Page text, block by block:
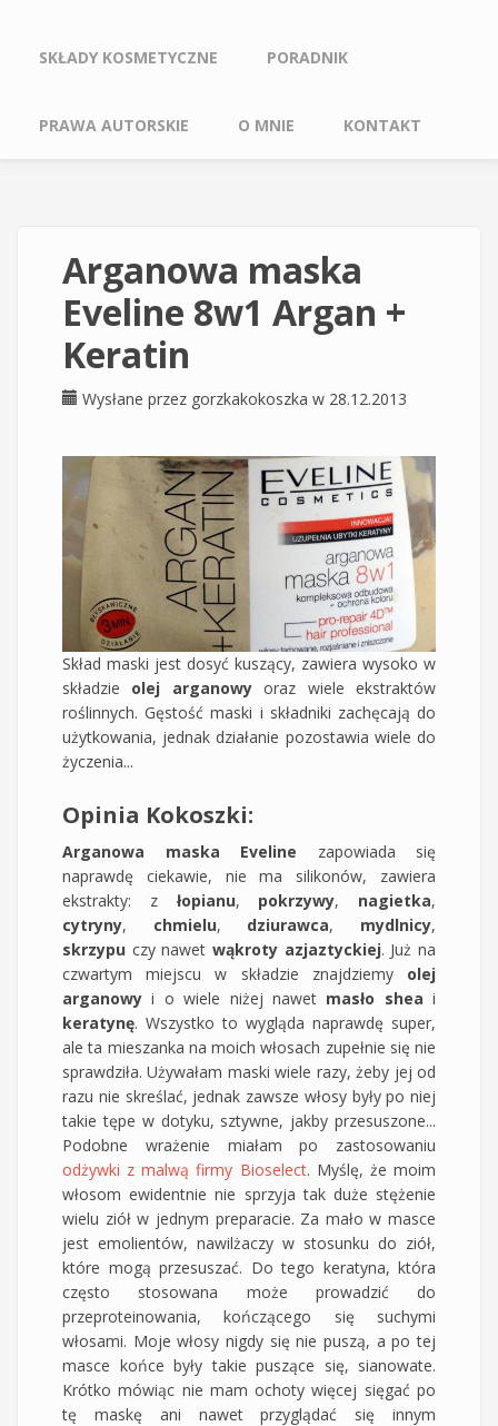
SKŁADY KOSMETYCZNE PORADNIK
PRAWA AUTORSKIE O MNIE KONTAKT
Arganowa maska
Eveline 8w1 Argan +
Keratin
Wysłane przez gorzkakokoszka w 28.12.2013
Skład maski jest dosyć kuszący, zawiera wysoko w
składzie olej arganowyoraz wiele ekstraktów
roślinnych. Gęstość maski i składniki zachęcają do
użytkowania, jednak działanie pozostawia wiele do
życzenia...
Opinia Kokoszki:
Arganowa maska Eveline zapowiada się
naprawdę ciekawie, nie ma silikonów, zawiera
ekstrakty: z łopianu, pokrzywy, nagietka,
cytryny, chmielu, dziurawca, mydlnicy,
skrzypu czy nawet wąkroty azjaztyckiej. Już na
czwartym miejscu w składzie znajdziemy olej
arganowy i o wiele niżej nawet masło shea i
keratynę. Wszystko to wygląda naprawdę super,
ale ta mieszanka na moich włosach zupełnie się nie
sprawdziła. Używałam maski wiele razy, żeby jej od
razu nie skreślać, jednak zawsze włosy były po niej
takie tępe w dotyku, sztywne, jakby przesuszone...
Podobne wrażenie miałam po zastosowaniu
odżywki z malwą firmy Bioselect. Myślę, że moim
włosom ewidentnie nie sprzyja tak duże stężenie
wielu ziół w jednym preparacie. Za mało w masce
jest emolientów, nawilżaczy w stosunku do ziół,
które mogą przesuszać. Do tego keratyna, która
często stosowana może prowadzić do
przeproteinowania, kończącego się suchymi
włosami. Moje włosy nigdy się nie puszą, a po tej
masce końce były takie puszące się, sianowate.
Krótko mówiąc nie mam ochoty więcej sięgać po
tę maskę ani nawet przyglądać się innym